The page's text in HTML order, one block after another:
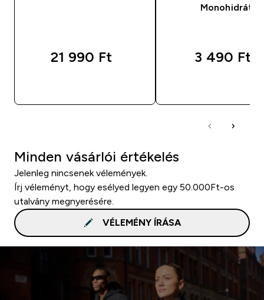
21 990 Ft‎
Monohidrát
3 490 Ft‎
Minden vásárlói értékelés
Jelenleg nincsenek vélemények.
Írj véleményt, hogy esélyed legyen egy 50.000Ft-os
utalvány megnyerésére.
VÉLEMÉNY ÍRÁSA